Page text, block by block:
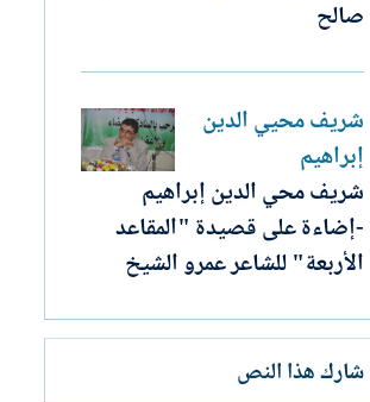
صالح
شريف محيي الدين
إبراهيم
شريف محي الدين إبراهيم
-إضاءة على قصيدة "المقاعد
الأربعة" للشاعر عمرو الشيخ
شارك هذا النص